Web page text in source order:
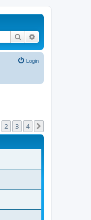
Search
Login
2 3 4